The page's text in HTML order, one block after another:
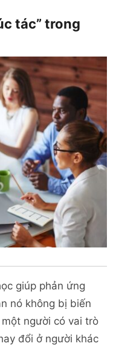
tác” trong
giúp phản ứng
nó không bị biến
người có vai trò
đổi ở người khác